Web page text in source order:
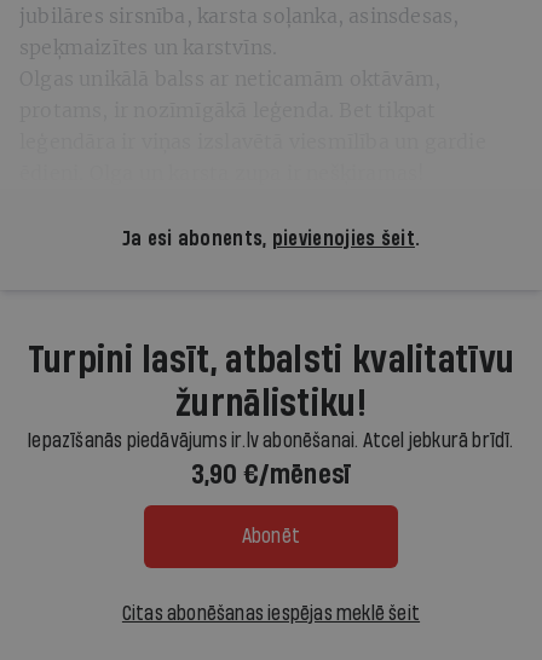
jubilāres sirsnība, karsta soļanka, asinsdesas,
speķmaizītes un karstvīns.
Ja esi abonents, pievienojies šeit.
Turpini lasīt, atbalsti kvalitatīvu
žurnālistiku!
Iepazīšanās piedāvājums ir.lv abonēšanai. Atcel jebkurā brīdī.
3,90 €/mēnesī
Abonēt
Citas abonēšanas iespējas meklē šeit